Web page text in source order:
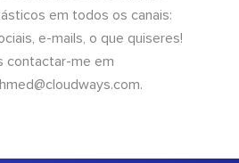
em todos os canais:
e-mails, o que quiseres!
contactar-me em
.